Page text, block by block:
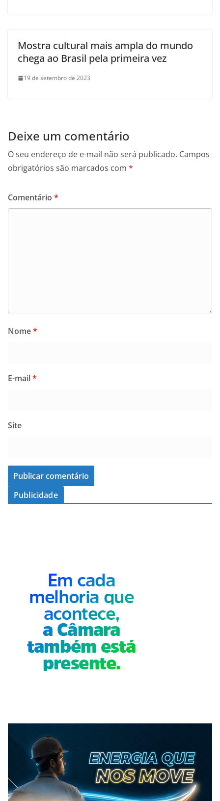
Mostra cultural mais ampla do mundo
chega ao Brasil pela primeira vez
19 de setembro de 2023
Deixe um comentário
O seu endereço de e-mail não será publicado. Campos
obrigatórios são marcados com *
Comentário *
Nome*
E-mail*
Site
Publicidade